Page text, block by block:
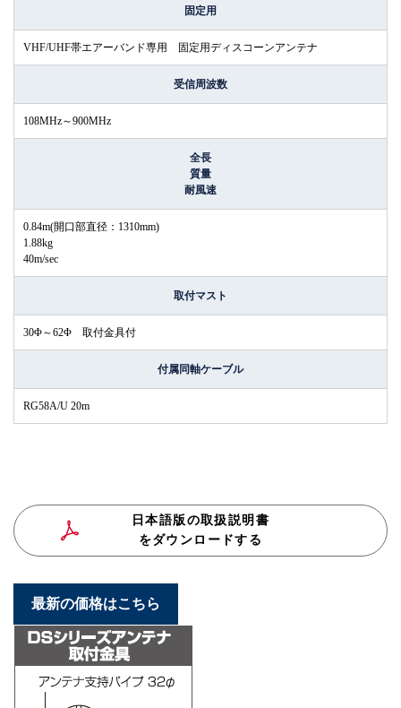
固定用
VHF/UHF帯エアーバンド専用 固定用ディスコーンアンテナ
受信周波数
108MHz～900MHz
全長
質量
耐風速
0.84m(開口部直径：1310mm)
1.88kg
40m/sec
取付マスト
30Φ～62Φ 取付金具付
付属同軸ケーブル
RG58A/U 20m
日本語版の取扱説明書
をダウンロードする
最新の価格はこちら